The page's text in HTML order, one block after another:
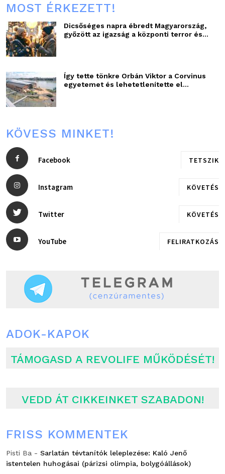
MOST ÉRKEZETT!
Dicsőséges napra ébredt Magyarország,
győzött az igazság a központi terror és...
Így tette tönkre Orbán Viktor a Corvinus
egyetemet és lehetetlenítette el...
KÖVESS MINKET!
Facebook TETSZIK
Instagram KÖVETÉS
Twitter KÖVETÉS
YouTube FELIRATKOZÁS
ADOK-KAPOK
TÁMOGASD A REVOLIFE MŰKÖDÉSÉT!
VEDD ÁT CIKKEINKET SZABADON!
FRISS KOMMENTEK
Pisti Ba - Sarlatán tévtanítók leleplezése: Kaló Jenő
istentelen huhogásai (párizsi olimpia, bolygóállások)